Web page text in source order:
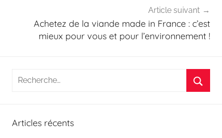
Article suivant
Achetez de la viande made in France : c’est
mieux pour vous et pour l’environnement !
Recherche
Articles récents